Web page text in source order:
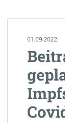
01.09.2022